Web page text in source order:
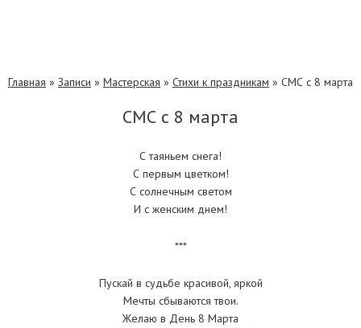
Главная » Записи » Мастерская » Стихи к праздникам » СМС с 8 марта
СМС с 8 марта
С таяньем снега!
С первым цветком!
С солнечным светом
И с женским днем!
***
Пускай в судьбе красивой, яркой
Мечты сбываются твои.
Желаю в День 8 Марта